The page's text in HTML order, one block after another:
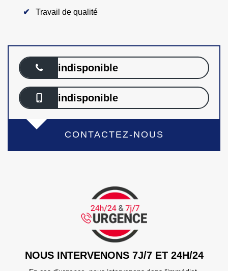
Travail de qualité
indisponible
indisponible
CONTACTEZ-NOUS
NOUS INTERVENONS 7J/7 ET 24H/24